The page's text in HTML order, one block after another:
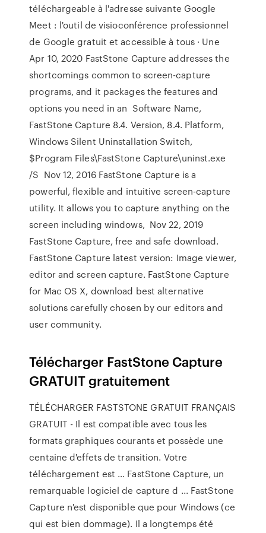
téléchargeable à l'adresse suivante Google
Meet : l'outil de visioconférence professionnel
de Google gratuit et accessible à tous · Une
Apr 10, 2020 FastStone Capture addresses the
shortcomings common to screen-capture
programs, and it packages the features and
options you need in an Software Name,
FastStone Capture 8.4. Version, 8.4. Platform,
Windows Silent Uninstallation Switch,
$Program Files\FastStone Capture\uninst.exe
/S Nov 12, 2016 FastStone Capture is a
powerful, flexible and intuitive screen-capture
utility. It allows you to capture anything on the
screen including windows, Nov 22, 2019
FastStone Capture, free and safe download.
FastStone Capture latest version: Image viewer,
editor and screen capture. FastStone Capture
for Mac OS X, download best alternative
solutions carefully chosen by our editors and
user community.
Télécharger FastStone Capture
GRATUIT gratuitement
TÉLÉCHARGER FASTSTONE GRATUIT FRANÇAIS
GRATUIT - Il est compatible avec tous les
formats graphiques courants et possède une
centaine d'effets de transition. Votre
téléchargement est … FastStone Capture, un
remarquable logiciel de capture d ... FastStone
Capture n'est disponible que pour Windows (ce
qui est bien dommage). Il a longtemps été